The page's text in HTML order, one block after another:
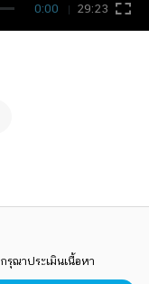
0:00 29:23
กรุณาประเมินเนื้อหา